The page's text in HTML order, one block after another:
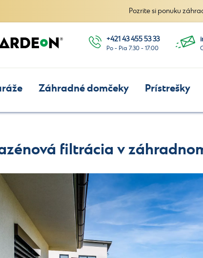
Pozrite si ponuku
+421 43 455 53 33
Po - Pia 7:30 - 17:00
Záhradné domčeky Prístrešky
filtrácia v